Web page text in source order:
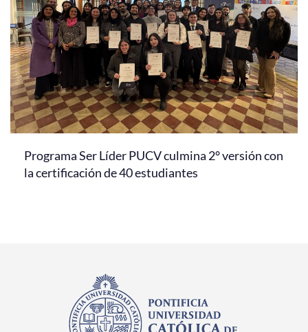
Programa Ser Líder PUCV culmina 2° versión con
la certificación de 40 estudiantes